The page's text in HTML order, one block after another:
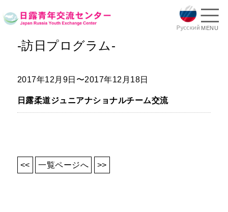
MENU
-訪日プログラム-
2017年12月9日〜2017年12月18日
日露柔道ジュニアナショナルチーム交流
<< 一覧ページへ >>